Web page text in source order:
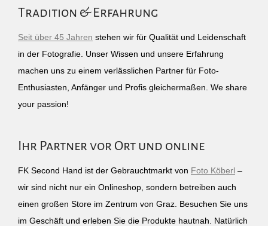
Tradition & Erfahrung
Seit über 45 Jahren stehen wir für Qualität und Leidenschaft
in der Fotografie. Unser Wissen und unsere Erfahrung
machen uns zu einem verlässlichen Partner für Foto-
Enthusiasten, Anfänger und Profis gleichermaßen. We share
your passion!
Ihr Partner vor Ort und online
FK Second Hand ist der Gebrauchtmarkt von Foto Köberl –
wir sind nicht nur ein Onlineshop, sondern betreiben auch
einen großen Store im Zentrum von Graz. Besuchen Sie uns
im Geschäft und erleben Sie die Produkte hautnah. Natürlich